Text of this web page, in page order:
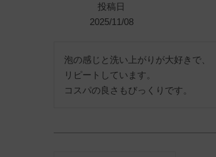
投稿日
2025/11/08
泡の感じと洗い上がりが大好きで、
リピートしています。
コスパの良さもびっくりです。